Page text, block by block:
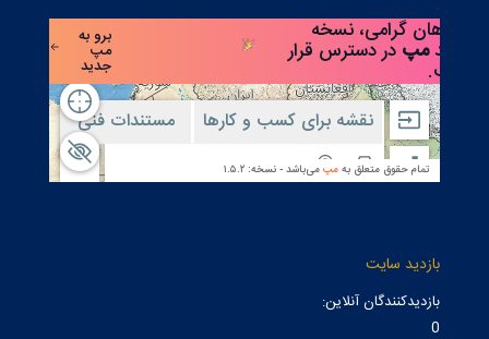
بازدید سایت
بازدیدکنندگان آنلاین:
0